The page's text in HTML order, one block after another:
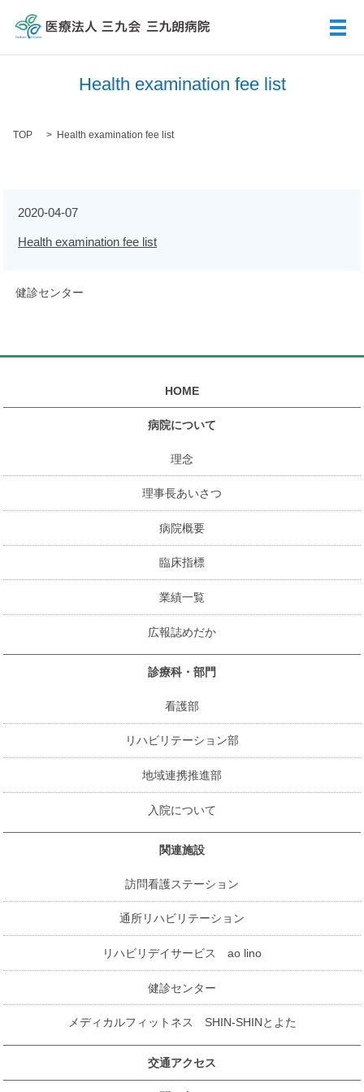
メ
Health examination fee list
TOP Health examination fee list
2020-04-07
Health examination fee list
健診センター
HOME
病院について
理念
理事長あいさつ
病院概要
臨床指標
業績一覧
広報誌めだか
診療科・部門
看護部
リハビリテーション部
地域連携推進部
入院について
関連施設
訪問看護ステーション
通所リハビリテーション
リハビリデイサービス ao lino
健診センター
メディカルフィットネス SHIN-SHINとよた
交通アクセス